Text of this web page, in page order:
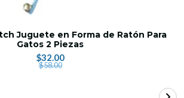
Juguete en Forma de Ratón Para
Gatos 2 Piezas
$32.00
$58.00